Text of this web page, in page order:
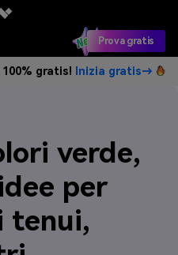
Prova gratis
gratis! Inizia gratis→
verde,
per
tenui,